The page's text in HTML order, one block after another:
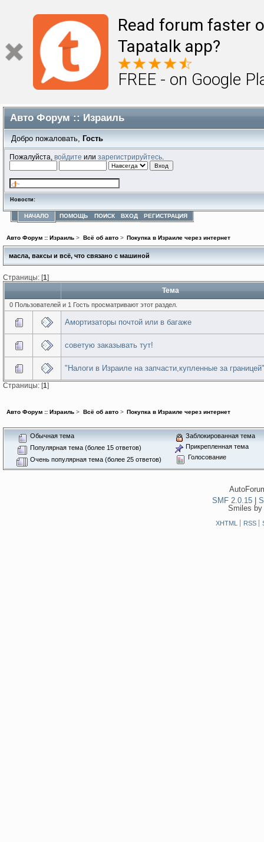
Read forum faster
Tapatalk app?
FREE - on Google
Авто Форум :: Израиль
Добро пожаловать, Гость
Пожалуйста,войдите илизарегистрируйтесь
Новости:
НАЧАЛО ПОМОЩЬ ПОИСК ВХОД РЕГИСТРАЦИЯ
Авто Форум :: Израиль > Всё об авто> Покупка в Израиле через интернет
масла, ваксы и всё, что связано с машиной
Страницы: [1]
Тема
0 Пользователей и 1 Гость просматривают этот раздел.
Амортизаторы почтой или в багаже
советую заказывать тут!
"Налоги в Израиле на запчасти,купленные за
Страницы: [1]
Авто Форум :: Израиль > Всё об авто> Покупка в Израиле через интернет
Обычная тема
Популярная тема (более 15 ответов)
Очень популярная тема (более 25 ответов)
Заблокированная тема
Прикрепленная тема
Голосование
SMF 2.0.15
Smiles
XHTML RSS